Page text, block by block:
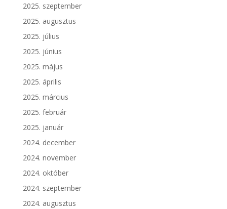
2025. szeptember
2025. augusztus
2025. július
2025. június
2025. május
2025. április
2025. március
2025. február
2025. január
2024. december
2024. november
2024. október
2024. szeptember
2024. augusztus